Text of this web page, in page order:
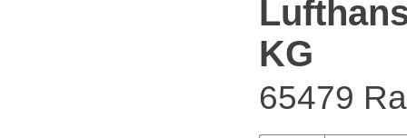
KG
65479